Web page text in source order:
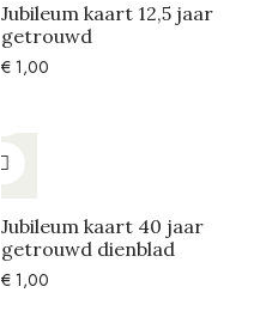
Jubileum kaart 12,5 jaar
getrouwd
€1,00
Jubileum kaart 40 jaar
getrouwd dienblad
€1,00